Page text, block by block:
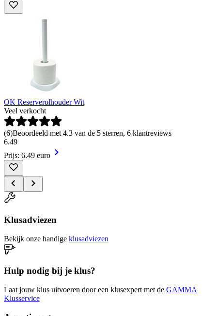
OK Reserverolhouder Wit
Veel verkocht
(6)Beoordeeld met 4.3 van de 5 sterren, 6 klantreviews
6.49
Prijs: 6.49 euro
Klusadviezen
Bekijk onze handige klusadviezen
Hulp nodig bij je klus?
Laat jouw klus uitvoeren door een klusexpert met de GAMMA
Klusservice